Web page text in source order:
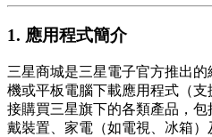
1. 應用程式簡介
三星商城是三星電子官方推出
機或平板電腦下載應用程式（支
接購買三星旗下的各類產品，
戴裝置、家電（如電視、冰箱